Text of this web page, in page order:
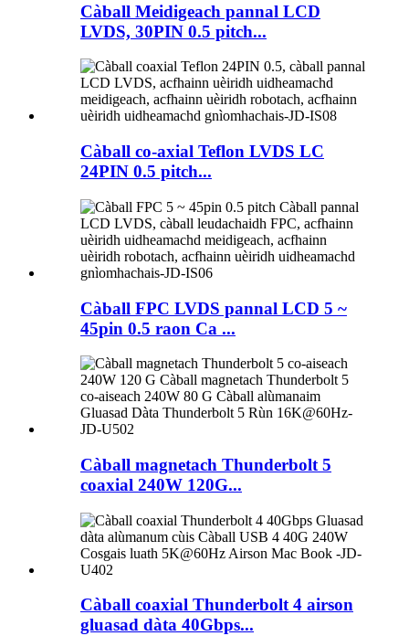
Càball Meidigeach pannal LCD
LVDS, 30PIN 0.5 pitch...
Càball co-axial Teflon LVDS LC
24PIN 0.5 pitch...
Càball FPC LVDS pannal LCD 5 ~
45pin 0.5 raon Ca ...
Càball magnetach Thunderbolt 5
coaxial 240W 120G...
Càball coaxial Thunderbolt 4 airson
gluasad dàta 40Gbps...